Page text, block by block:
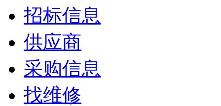
招标信息
供应商
采购信息
找维修